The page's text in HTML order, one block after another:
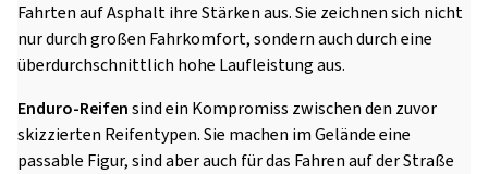
Fahrten auf Asphalt ihre Stärken aus. Sie zeichnen sich nicht
nur durch großen Fahrkomfort, sondern auch durch eine
überdurchschnittlich hohe Laufleistung aus.
Enduro-Reifensind ein Kompromiss zwischen den zuvor
skizzierten Reifentypen. Sie machen im Gelände eine
passable Figur, sind aber auch für das Fahren auf der Straße